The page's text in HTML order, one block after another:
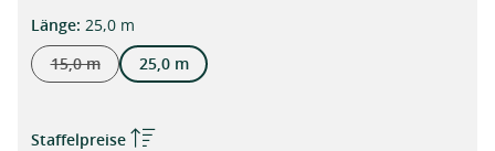
Längeauswählen
: 25,0 m
15,0 m
(Diese Option ist zurzeit nicht verfügbar.)
25,0 m
Staffelpreise